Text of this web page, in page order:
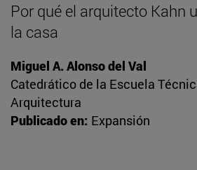
Por qué el arquitecto Kahn
la casa
Miguel A. Alonso del Val
Catedrático de la Escuela
Arquitectura
Publicado en: Expansión